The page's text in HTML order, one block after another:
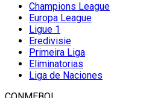
Champions League
Europa League
Ligue 1
Eredivisie
Primeira Liga
Eliminatorias
Liga de Naciones